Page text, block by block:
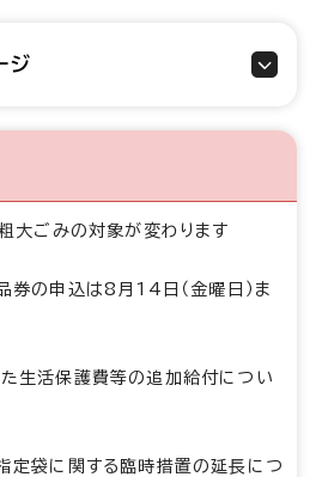
ジ
大ごみの対象が変わります
券の申込は8月14日（金曜日）ま
生活保護費等の追加給付につい
定袋に関する臨時措置の延長につ